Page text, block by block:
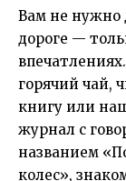
Вам не нужно
дороге —
горячий чай,
книгу или
журнал с
названием
колес»,